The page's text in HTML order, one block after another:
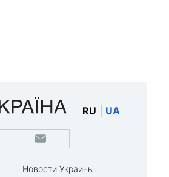
RU UA
Новости Украины